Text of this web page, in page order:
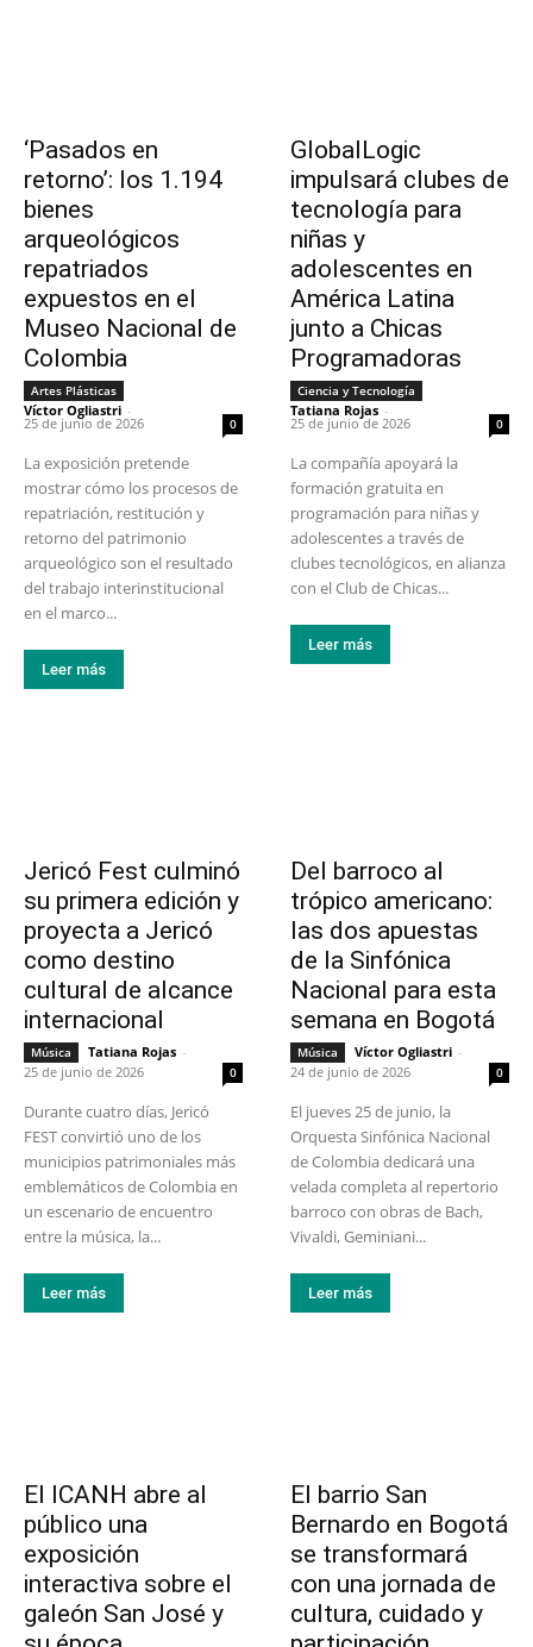
‘Pasados en
retorno’: los 1.194
bienes
arqueológicos
repatriados
expuestos en el
Museo Nacional de
Colombia
Artes Plásticas
Víctor Ogliastri -
25 de junio de 2026 0
La exposición pretende
mostrar cómo los procesos de
repatriación, restitución y
retorno del patrimonio
arqueológico son el resultado
del trabajo interinstitucional
en el marco...
Leer más
GlobalLogic
impulsará clubes de
tecnología para
niñas y
adolescentes en
América Latina
junto a Chicas
Programadoras
Ciencia y Tecnología
Tatiana Rojas -
25 de junio de 2026 0
La compañía apoyará la
formación gratuita en
programación para niñas y
adolescentes a través de
clubes tecnológicos, en alianza
con el Club de Chicas...
Leer más
Jericó Fest culminó
su primera edición y
proyecta a Jericó
como destino
cultural de alcance
internacional
Música Tatiana Rojas -
25 de junio de 2026
0
Durante cuatro días, Jericó
FEST convirtió uno de los
municipios patrimoniales más
emblemáticos de Colombia en
un escenario de encuentro
entre la música, la...
Leer más
Del barroco al
trópico americano:
las dos apuestas
de la Sinfónica
Nacional para esta
semana en Bogotá
Música Víctor Ogliastri -
24 de junio de 2026
0
El jueves 25 de junio, la
Orquesta Sinfónica Nacional
de Colombia dedicará una
velada completa al repertorio
barroco con obras de Bach,
Vivaldi, Geminiani...
Leer más
El ICANH abre al
público una
exposición
interactiva sobre el
galeón San José y
El barrio San
Bernardo en Bogotá
se transformará
con una jornada de
cultura, cuidado y